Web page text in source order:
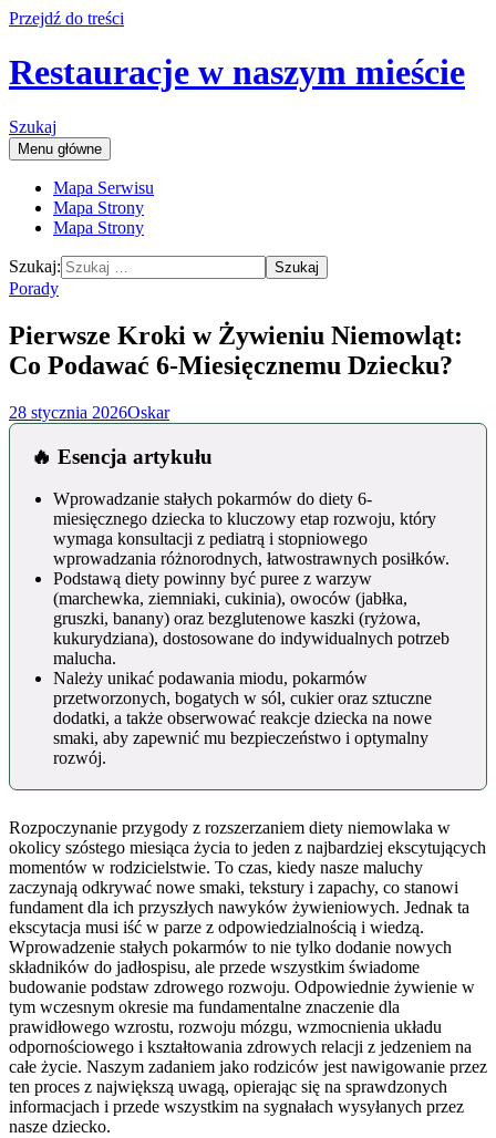
Przejdź do treści
Restauracje w naszym mieście
Szukaj
Menu główne
Mapa Serwisu
Mapa Strony
Mapa Strony
Szukaj:
Porady
Pierwsze Kroki w Żywieniu Niemowląt:
Co Podawać 6-Miesięcznemu Dziecku?
28 stycznia 2026Oskar
🔥 Esencja artykułu
Wprowadzanie stałych pokarmów do diety 6-
miesięcznego dziecka to kluczowy etap rozwoju, który
wymaga konsultacji z pediatrą i stopniowego
wprowadzania różnorodnych, łatwostrawnych posiłków.
Podstawą diety powinny być puree z warzyw
(marchewka, ziemniaki, cukinia), owoców (jabłka,
gruszki, banany) oraz bezglutenowe kaszki (ryżowa,
kukurydziana), dostosowane do indywidualnych potrzeb
malucha.
Należy unikać podawania miodu, pokarmów
przetworzonych, bogatych w sól, cukier oraz sztuczne
dodatki, a także obserwować reakcje dziecka na nowe
smaki, aby zapewnić mu bezpieczeństwo i optymalny
rozwój.
Rozpoczynanie przygody z rozszerzaniem diety niemowlaka w
okolicy szóstego miesiąca życia to jeden z najbardziej ekscytujących
momentów w rodzicielstwie. To czas, kiedy nasze maluchy
zaczynają odkrywać nowe smaki, tekstury i zapachy, co stanowi
fundament dla ich przyszłych nawyków żywieniowych. Jednak ta
ekscytacja musi iść w parze z odpowiedzialnością i wiedzą.
Wprowadzenie stałych pokarmów to nie tylko dodanie nowych
składników do jadłospisu, ale przede wszystkim świadome
budowanie podstaw zdrowego rozwoju. Odpowiednie żywienie w
tym wczesnym okresie ma fundamentalne znaczenie dla
prawidłowego wzrostu, rozwoju mózgu, wzmocnienia układu
odpornościowego i kształtowania zdrowych relacji z jedzeniem na
całe życie. Naszym zadaniem jako rodziców jest nawigowanie przez
ten proces z największą uwagą, opierając się na sprawdzonych
informacjach i przede wszystkim na sygnałach wysyłanych przez
nasze dziecko.